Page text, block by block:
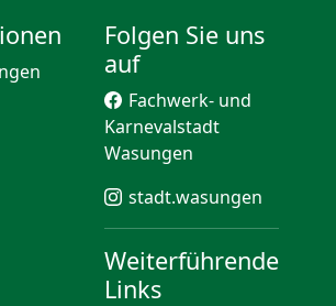
Folgen Sie uns
auf
Fachwerk- und
Karnevalstadt
Wasungen
stadt.wasungen
Weiterführende
Links